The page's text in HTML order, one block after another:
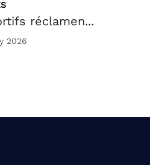
réclamen...
2026